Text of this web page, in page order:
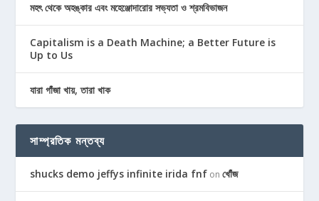
মহৎ থেকে অহঙ্কার এবং মহেঞ্জোদারোর সভ্যতা ও শ্রমবিভাজন
Capitalism is a Death Machine; a Better Future is
Up to Us
যারা গাঁজা খায়, তারা খাক
সাম্প্রতিক মন্তব্য
shucks demo jeffys infinite irida fnf onখোঁজ